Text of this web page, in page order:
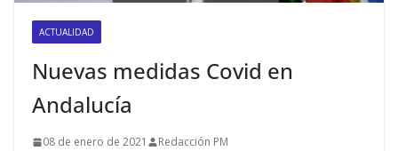
ACTUALIDAD
Nuevas medidas Covid en
Andalucía
08 de enero de 2021 Redacción PM